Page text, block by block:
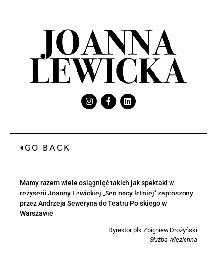
GO BACK
Mamy razem wiele osiągnięć takich jak spektakl w
reżyserii Joanny Lewickiej „Sen nocy letniej” zaproszony
przez Andrzeja Seweryna do Teatru Polskiego w
Warszawie
Dyrektor płk Zbigniew Drożyński
Służba Więzienna